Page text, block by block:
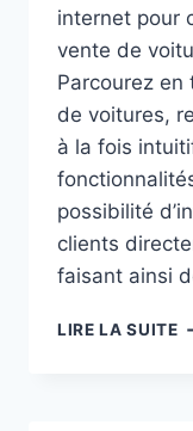
internet pour
vente de
Parcourez en
de voitures,
à la fois
possibilité
clients
faisant ainsi
LIRE LA SUITE